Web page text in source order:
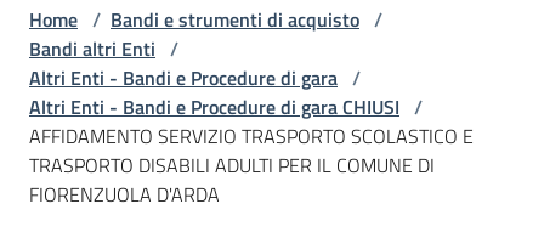
telematici
L'Agenzia
Home / Bandi e strumenti di acquisto /
Bandi altri Enti /
Altri Enti - Bandi e Procedure di gara /
Altri Enti - Bandi e Procedure di gara CHIUSI /
AFFIDAMENTO SERVIZIO TRASPORTO SCOLASTICO E
TRASPORTO DISABILI ADULTI PER IL COMUNE DI
FIORENZUOLA D'ARDA